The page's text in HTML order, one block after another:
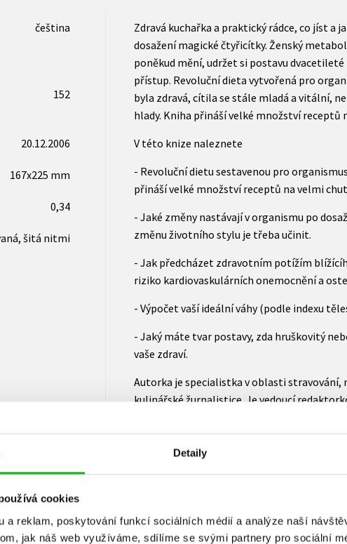
Detaily
cookies
a reklam, poskytování funkcí sociálních médií a analýze naší
jak náš web využíváme, sdílíme se svými partnery pro sociální
čeština
152
20.12.2006
167x225 mm
0,34
šitá nitmi
Zdravá kuchařka a praktický rádce, co jíst a
dosažení magické čtyřicítky. Ženský
poněkud mění, udržet si postavu
přístup. Revoluční dieta vytvořená pro
byla zdravá, cítila se stále mladá a vitální,
hlady. Kniha přináší velké množství receptů
V této knize naleznete
- Revoluční dietu sestavenou pro
přináší velké množství receptů na velmi
- Jaké změny nastávají v organismu po
změnu životního stylu je třeba učinit.
- Jak předcházet zdravotním potížím
riziko kardiovaskulárních onemocnění a
- Výpočet vaší ideální váhy (podle indexu
- Jaký máte tvar postavy, zda hruškovitý
vaše zdraví.
Autorka je specialistka v oblasti stravování,
kulinářské žurnalistice. Je vedoucí